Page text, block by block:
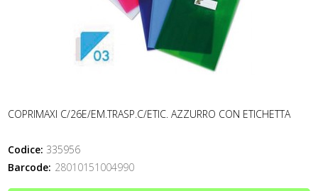
COPRIMAXI C/26E/EM.TRASP.C/ETIC. AZZURRO CON ETICHETTA
Codice: 335956
Barcode: 28010151004990